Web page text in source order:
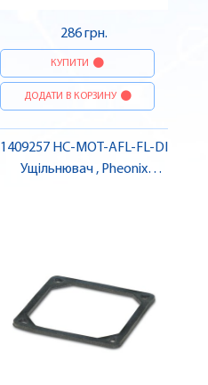
286 грн.
КУПИТИ
ДОДАТИ В КОРЗИНУ
1409257 HC-MOT-AFL-FL-DI
Ущільнювач , Pheonix